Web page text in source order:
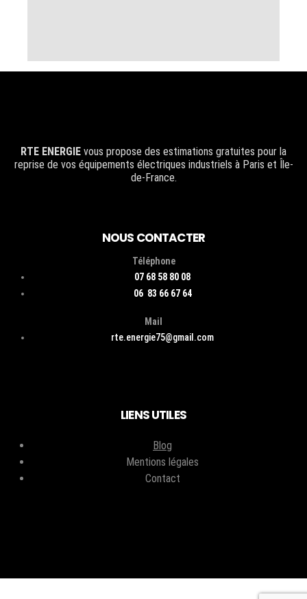
RTE ENERGIE vous propose des estimations gratuites pour la
reprise de vos équipements électriques industriels à Paris et Île-
de-France.
NOUS CONTACTER
Téléphone
07 68 58 80 08
06 83 66 67 64
Mail
rte.energie75@gmail.com
LIENS UTILES
Blog
Mentions légales
Contact